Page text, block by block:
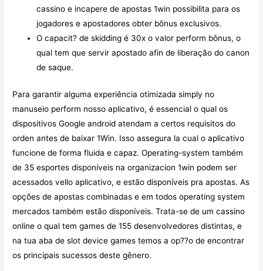
cassino e incapere de apostas 1win possibilita para os
jogadores e apostadores obter bônus exclusivos.
O capacit? de skidding é 30x o valor perform bônus, o
qual tem que servir apostado afin de liberação do canon
de saque.
Para garantir alguma experiência otimizada simply no
manuseio perform nosso aplicativo, é essencial o qual os
dispositivos Google android atendam a certos requisitos do
orden antes de baixar 1Win. Isso assegura la cual o aplicativo
funcione de forma fluida e capaz. Operating-system também
de 35 esportes disponíveis na organizacion 1win podem ser
acessados vello aplicativo, e estão disponíveis pra apostas. As
opções de apostas combinadas e em todos operating system
mercados também estão disponíveis. Trata-se de um cassino
online o qual tem games de 155 desenvolvedores distintas, e
na tua aba de slot device games temos a op??o de encontrar
os principais sucessos deste gênero.